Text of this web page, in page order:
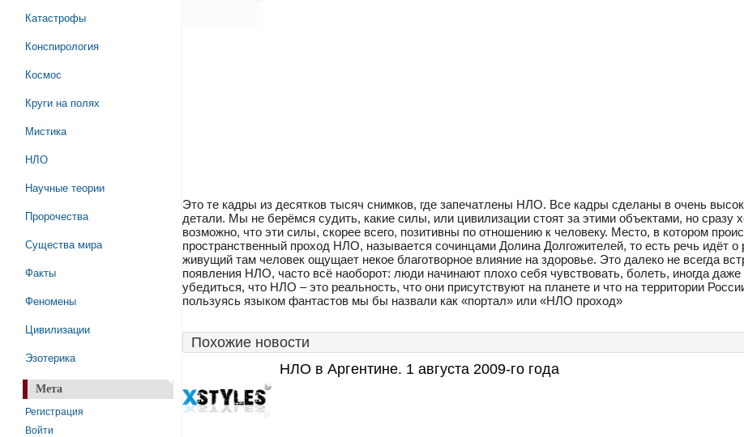
Катастрофы
Конспирология
Космос
Круги на полях
Мистика
НЛО
Научные теории
Пророчества
Существа мира
Факты
Феномены
Цивилизации
Эзотерика
Мета
Регистрация
Войти
Это те кадры из десятков тысяч снимков, где запечатлены НЛО. Все кадры сделаны в очень
детали. Мы не берёмся судить, какие силы, или цивилизации стоят за этими объектами, но сразу
возможно, что эти силы, скорее всего, позитивны по отношению к человеку. Место, в котором
пространственный проход НЛО, называется сочинцами Долина Долгожителей, то есть речь идёт о
живущий там человек ощущает некое благотворное влияние на здоровье. Это далеко не всегда
появления НЛО, часто всё наоборот: люди начинают плохо себя чувствовать, болеть, иногда
убедиться, что НЛО – это реальность, что они присутствуют на планете и что на территории
пользуясь языком фантастов мы бы назвали как «портал» или «НЛО проход»
Похожие новости
НЛО в Аргентине. 1 августа 2009-го года